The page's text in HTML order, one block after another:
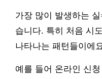
가장 많이 발생하는
습니다. 특히 처음 시
나타나는 패턴들이에
예를 들어 온라인 신